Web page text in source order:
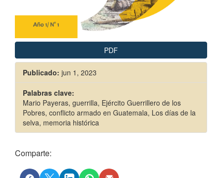
PDF
Publicado: jun 1, 2023
Palabras clave:
Mario Payeras, guerrilla, Ejército Guerrillero de los
Pobres, conflicto armado en Guatemala, Los días de la
selva, memoria histórica
Comparte: